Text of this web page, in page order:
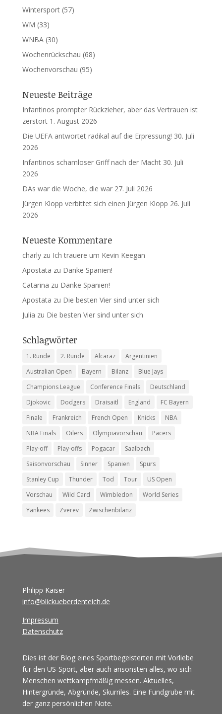
Wintersport(57)
WM (33)
WNBA(30)
Wochenrückschau (68)
Wochenvorschau (95)
Neueste Beiträge
Infantinos prompter Rückzieher, aber das Vertrauen ist
zerstört 1. August 2026
Die UEFA antwortet radikal auf die Erpressung! 30. Juli
2026
Infantinos schamloser Griff nach der Macht 30. Juli
2026
DAs war die Woche, die war 27. Juli 2026
Jürgen Klopp verbittet sich einen Jürgen Klopp 26. Juli
2026
Neueste Kommentare
charlyzu Ich trauere um Kevin Keegan
Apostata zu Danke Spanien!
Catarina zu Danke Spanien!
Apostata zu Die besten Vier sind unter sich
Julia zu Die besten Vier sind unter sich
Schlagwörter
1. Runde 2. Runde Alcaraz
Argentinien
Australian Open
Bayern Bilanz
Blue Jays
Champions League
Conference Finals
Deutschland
Djokovic
Dodgers Draisaitl England
FC Bayern
Finale
Frankreich French Open Knicks
NBA
NBA Finals
Oilers Olympiavorschau
Pacers
Play-off
Play-offs Pogacar
Saalbach
Saisonvorschau
Sinner Spanien
Spurs
Stanley Cup
Thunder Tod Tour
US Open
Vorschau
Wild Card Wimbledon
World Series
Yankees
Zverev Zwischenbilanz
Philipp Kaiser
info@blickueberdenteich.de
Impressum
Datenschutz
Dies ist der Blog eines Sportbegeisterten mit Vorliebe
für den US-Sport, aber auch ansonsten alles, wo sich
Menschen wettkampfmäßig messen. Aktuelles,
Hintergründe, Abgründe, Skurriles. Eine Fundgrube mit
der ganz persönlichen Note.